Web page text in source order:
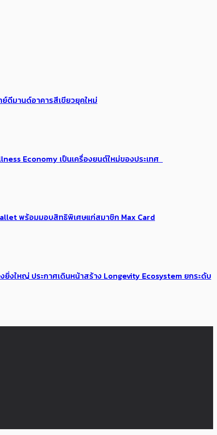
ย์ดีมานด์อาคารสีเขียวยุคใหม่
Economy เป็นเครื่องยนต์ใหม่ของประเทศ
พร้อมมอบสิทธิพิเศษแก่สมาชิก Max Card
งใหญ่ ประกาศเดินหน้าสร้าง Longevity Ecosystem ยกระดับ